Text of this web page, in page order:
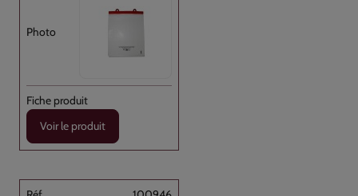
Voir le produit